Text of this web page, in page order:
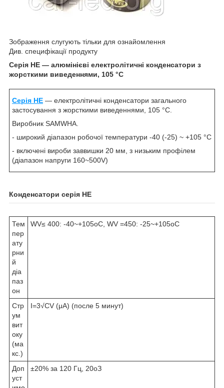
Зображення слугують тільки для ознайомлення
Див. специфікації продукту
Серія HE — алюмінієві електролітичні конденсатори з
жорсткими виведеннями, 105 °C
Серія HE — електролітичні конденсатори загального
застосування з жорсткими виведеннями, 105 °C.
Виробник SAMWHA.
- широкий діапазон робочої температури -40 (-25) ~ +105 °C
- включені вироби заввишки 20 мм, з низьким профілем
(діапазон напруги 160~500V)
Конденсатори серія HE
Тем
пер
ату
рни
й
діа
паз
он
WV≤ 400: -40~+105oC, WV =450: -25~+105oC
Стр
ум
вит
оку
(ма
кс.)
I=3√CV (μA) (после 5 минут)
Доп
уст
±20% за 120 Гц, 20оЗ